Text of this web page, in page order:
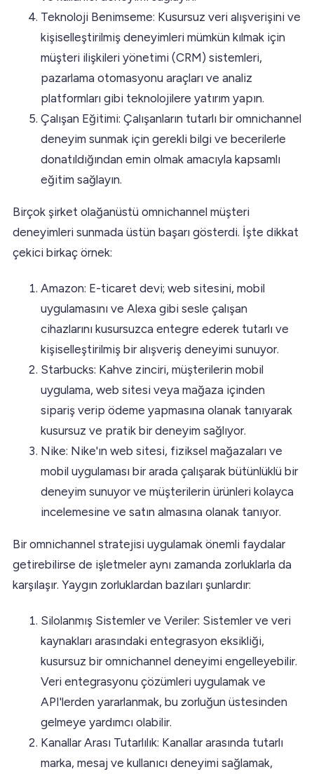
Teknoloji Benimseme: Kusursuz veri alışverişini ve
kişiselleştirilmiş deneyimleri mümkün kılmak için
müşteri ilişkileri yönetimi (CRM) sistemleri,
pazarlama otomasyonu araçları ve analiz
platformları gibi teknolojilere yatırım yapın.
Çalışan Eğitimi: Çalışanların tutarlı bir omnichannel
deneyim sunmak için gerekli bilgi ve becerilerle
donatıldığından emin olmak amacıyla kapsamlı
eğitim sağlayın.
Birçok şirket olağanüstü omnichannel müşteri
deneyimleri sunmada üstün başarı gösterdi. İşte dikkat
çekici birkaç örnek:
Amazon: E-ticaret devi; web sitesini, mobil
uygulamasını ve Alexa gibi sesle çalışan
cihazlarını kusursuzca entegre ederek tutarlı ve
kişiselleştirilmiş bir alışveriş deneyimi sunuyor.
Starbucks: Kahve zinciri, müşterilerin mobil
uygulama, web sitesi veya mağaza içinden
sipariş verip ödeme yapmasına olanak tanıyarak
kusursuz ve pratik bir deneyim sağlıyor.
Nike: Nike'ın web sitesi, fiziksel mağazaları ve
mobil uygulaması bir arada çalışarak bütünlüklü bir
deneyim sunuyor ve müşterilerin ürünleri kolayca
incelemesine ve satın almasına olanak tanıyor.
Bir omnichannel stratejisi uygulamak önemli faydalar
getirebilirse de işletmeler aynı zamanda zorluklarla da
karşılaşır. Yaygın zorluklardan bazıları şunlardır:
Silolanmış Sistemler ve Veriler: Sistemler ve veri
kaynakları arasındaki entegrasyon eksikliği,
kusursuz bir omnichannel deneyimi engelleyebilir.
Veri entegrasyonu çözümleri uygulamak ve
API'lerden yararlanmak, bu zorluğun üstesinden
gelmeye yardımcı olabilir.
Kanallar Arası Tutarlılık: Kanallar arasında tutarlı
marka, mesaj ve kullanıcı deneyimi sağlamak,